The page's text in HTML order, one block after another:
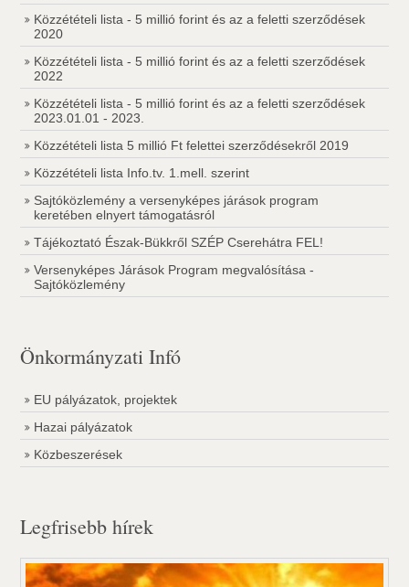
Közzétételi lista - 5 millió forint és az a feletti szerződések
2020
Közzétételi lista - 5 millió forint és az a feletti szerződések
2022
Közzétételi lista - 5 millió forint és az a feletti szerződések
2023.01.01 - 2023.
Közzétételi lista 5 millió Ft felettei szerződésekről 2019
Közzétételi lista Info.tv. 1.mell. szerint
Sajtóközlemény a versenyképes járások program
keretében elnyert támogatásról
Tájékoztató Észak-Bükkről SZÉP Cserehátra FEL!
Versenyképes Járások Program megvalósítása -
Sajtóközlemény
Önkormányzati Infó
EU pályázatok, projektek
Hazai pályázatok
Közbeszerések
Legfrisebb hírek